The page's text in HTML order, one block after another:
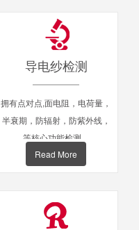
导电纱检测
拥有点对点,面电阻，电荷量，
半衰期，防辐射，防紫外线，
等核心功能检测。
Read More